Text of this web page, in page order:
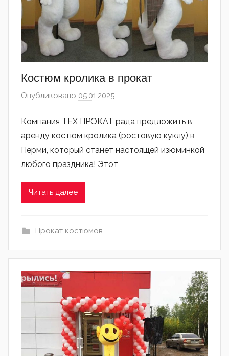
Костюм кролика в прокат
Опубликовано 05.01.2025
Компания ТЕХ ПРОКАТ рада предложить в
аренду костюм кролика (ростовую куклу) в
Перми, который станет настоящей изюминкой
любого праздника! Этот
Читать далее
Прокат костюмов